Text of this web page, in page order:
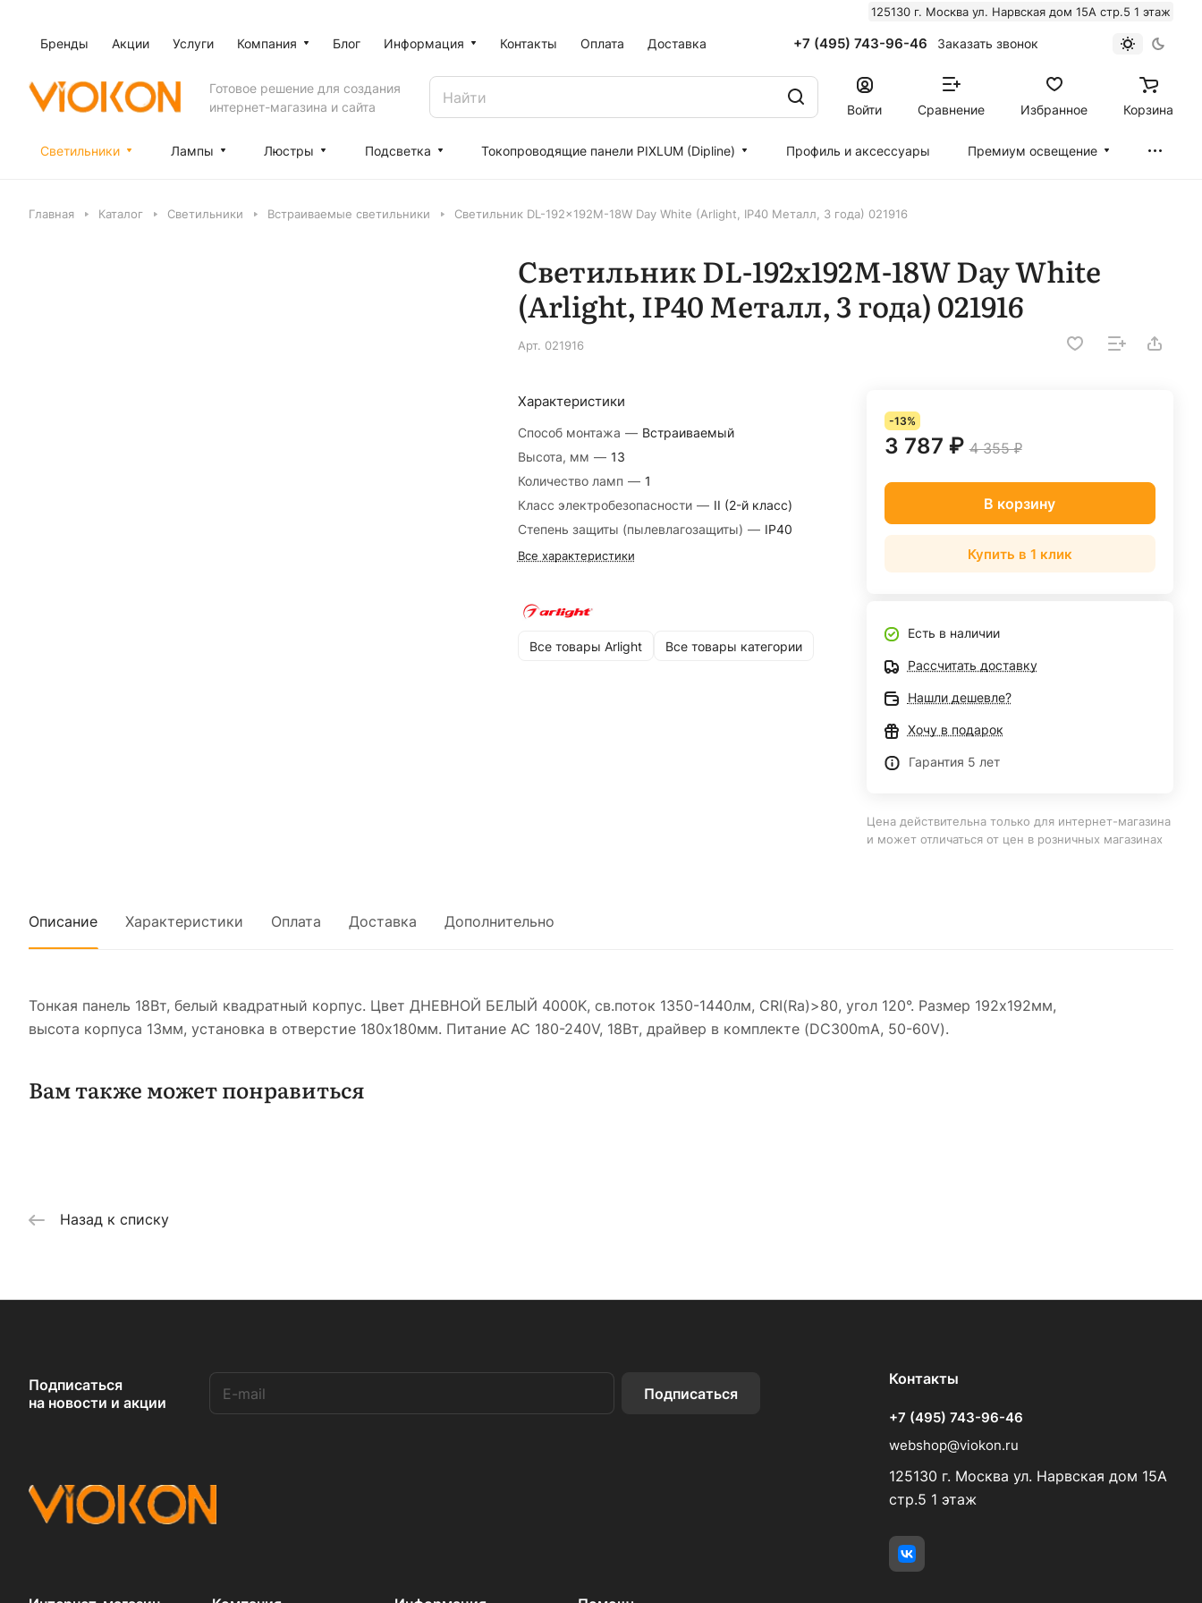
125130 г. Москва ул. Нарвская дом 15А стр.5 1 этаж
Бренды Акции Услуги Компания Блог Информация Контакты Оплата Доставка +7 (495) 743-96-46 Заказать звонок
Готовое решение для создания
интернет-магазина и сайта
Войти Сравнение Избранное Корзина
Светильники Лампы Люстры Подсветка Токопроводящие панели PIXLUM (Dipline) Профиль и аксессуары Премиум освещение
Главная Каталог Светильники Встраиваемые светильники Светильник DL-192x192M-18W Day White (Arlight, IP40 Металл, 3 года) 021916
Светильник DL-192x192M-18W Day White
(Arlight, IP40 Металл, 3 года) 021916
Арт. 021916
Характеристики
Способ монтажа — Встраиваемый
Высота, мм — 13
Количество ламп — 1
Класс электробезопасности — II (2-й класс)
Степень защиты (пылевлагозащиты) — IP40
Все характеристики
Все товары Arlight Все товары категории
-13%
3 787 ₽ 4 355 ₽
В корзину
Купить в 1 клик
Есть в наличии
Рассчитать доставку
Нашли дешевле?
Хочу в подарок
Гарантия 5 лет
Цена действительна только для интернет-магазина
и может отличаться от цен в розничных магазинах
Описание Характеристики Оплата Доставка Дополнительно
Тонкая панель 18Вт, белый квадратный корпус. Цвет ДНЕВНОЙ БЕЛЫЙ 4000K, св.поток 1350-1440лм, CRI(Ra)>80, угол 120°. Размер 192x192мм,
высота корпуса 13мм, установка в отверстие 180x180мм. Питание AC 180-240V, 18Вт, драйвер в комплекте (DC300mA, 50-60V).
Вам также может понравиться
Назад к списку
Подписаться
на новости и акции
Подписаться
Контакты
+7 (495) 743-96-46
webshop@viokon.ru
125130 г. Москва ул. Нарвская дом 15А
стр.5 1 этаж